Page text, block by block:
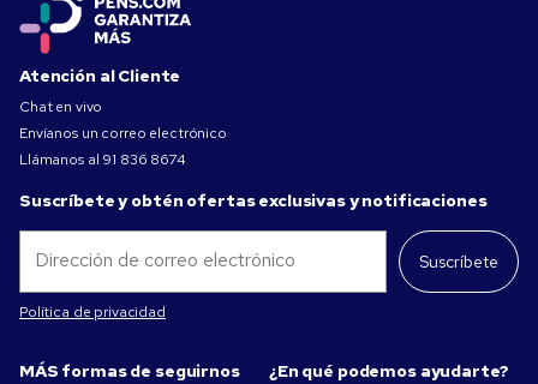
Atención al Cliente
Chat en vivo
Envíanos un correo electrónico
Llámanos al 91 836 8674
Suscríbete y obtén ofertas exclusivas y notificaciones
Suscríbete
Política de privacidad
MÁS formas de seguirnos ¿En qué podemos ayudarte?